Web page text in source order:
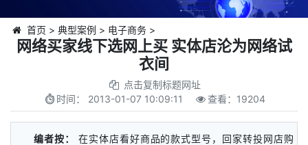
首页 > 典型案例 > 电子商务>
网络买家线下选网上买 实体店沦为网络试
衣间
点击复制标题网址
时间： 2013-01-07 10:09:11 查看： 19204
编者按：
在实体店看好商品的款式型号，回家转投网店购